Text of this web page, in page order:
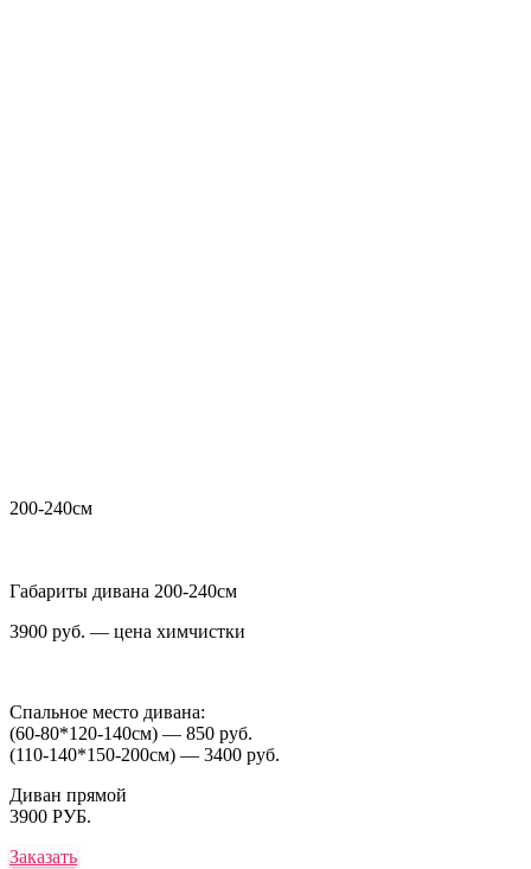
200-240см
Габариты дивана 200-240см
3900 руб. — цена химчистки
Спальное место дивана:
(60-80*120-140см) — 850 руб.
(110-140*150-200см) — 3400 руб.
Диван прямой
3900 РУБ.
Заказать